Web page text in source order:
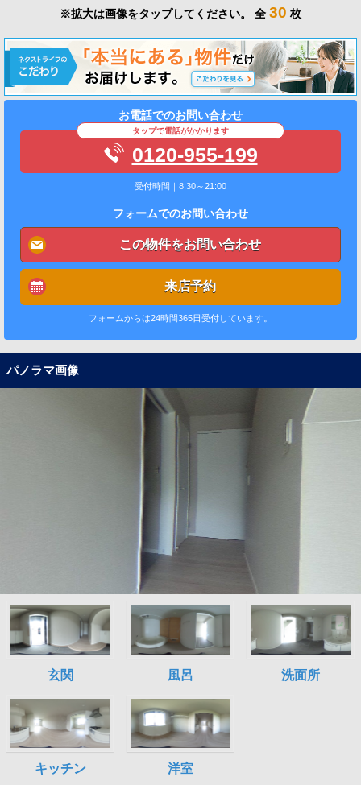
※拡大は画像をタップしてください。 全 30 枚
お電話でのお問い合わせ
タップで電話がかかります
0120-955-199
受付時間｜8:30～21:00
フォームでのお問い合わせ
この物件をお問い合わせ
来店予約
フォームからは24時間365日受付しています。
パノラマ画像